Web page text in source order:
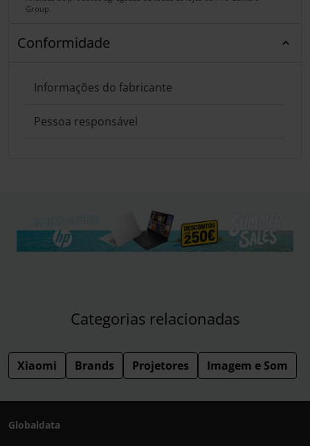
Group.
Conformidade
Informações do fabricante
Pessoa responsável
Categorias relacionadas
Xiaomi Brands Projetores Imagem e Som
Globaldata